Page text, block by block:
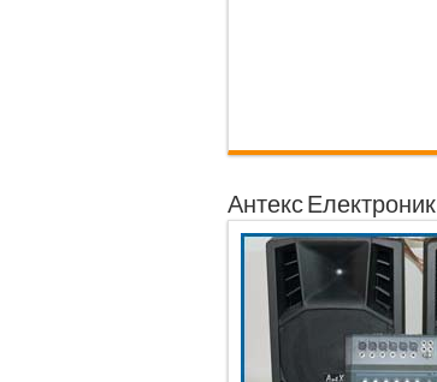
Антекс Електроник